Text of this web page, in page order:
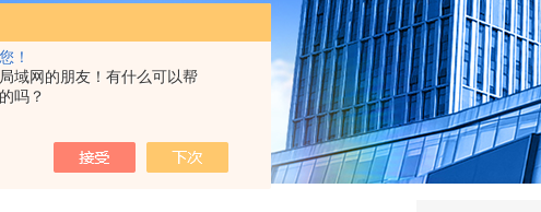
！
域网的朋友！有什么可以帮
吗？